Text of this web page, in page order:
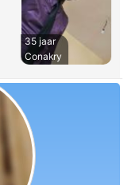
35 jaar
Conakry